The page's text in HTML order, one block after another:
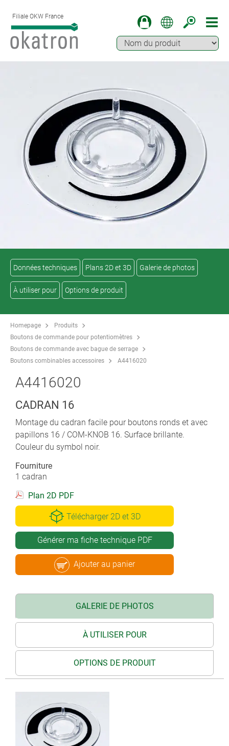
Filiale OKW France
Données techniques Plans 2D et 3D Galerie de photos
À utiliser pour Options de produit
Homepage
Produits
Boutons de commande pour potentiomètres
Boutons de commande avec bague de serrage
Boutons combinables accessoires
A4416020
A4416020
CADRAN 16
Montage du cadran facile pour boutons ronds et avec
papillons 16 / COM-KNOB 16. Surface brillante.
Couleur du symbol noir.
Fourniture
1 cadran
Plan 2D PDF
Télécharger 2D et 3D
Générer ma fiche technique PDF
Ajouter au panier
GALERIE DE PHOTOS
À UTILISER POUR
OPTIONS DE PRODUIT